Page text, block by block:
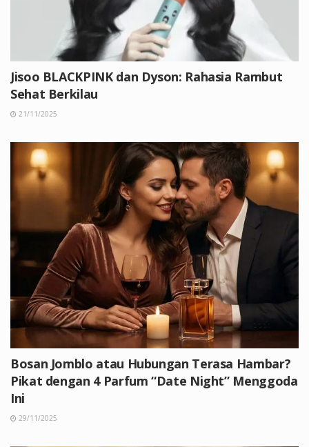
Jisoo BLACKPINK dan Dyson: Rahasia Rambut
Sehat Berkilau
21/11/2025
Bosan Jomblo atau Hubungan Terasa Hambar?
Pikat dengan 4 Parfum “Date Night” Menggoda
Ini
29/11/2025